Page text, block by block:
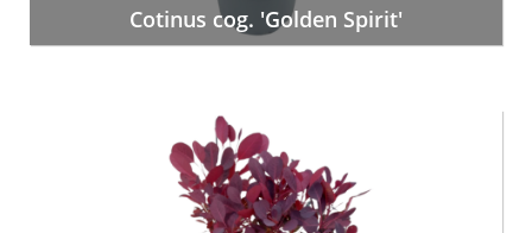
Cotinus cog. 'Golden Spirit'